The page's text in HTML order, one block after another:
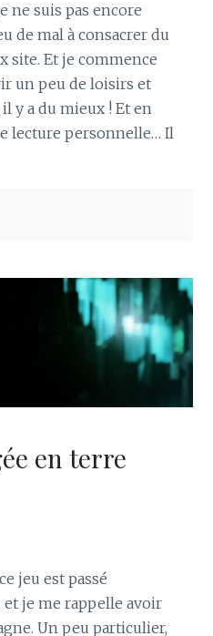
ne suis pas encore
de mal à consacrer du
site. Et je commence
un peu de loisirs et
y a du mieux ! Et en
lecture personnelle… Il
en terre
jeu est passé
je me rappelle avoir
Un peu particulier,